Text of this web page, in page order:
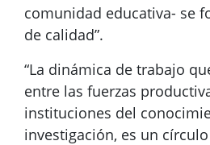
comunidad educativa- se
de calidad”.
“La dinámica de trabajo
entre las fuerzas
instituciones del
investigación, es un